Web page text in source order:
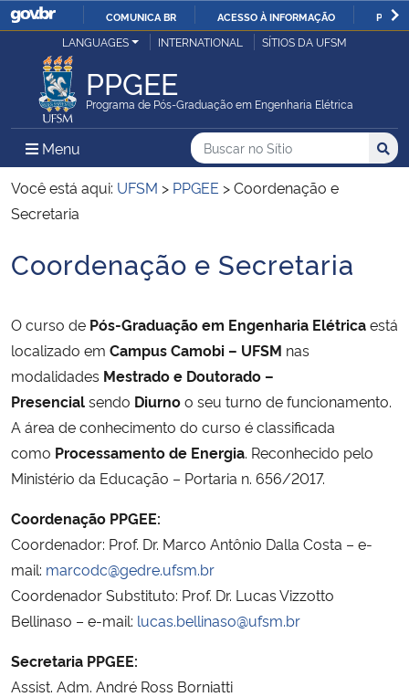
IR
COMUNICA BR ACESSO À INFORMAÇÃO
Ministério da Justiça e Segurança Pública
Ministério da Defesa
Ministério das Relações Exteriores
Ministério da Infraestrutura
Ministério da Agricultura, Pecuária e Abastecimento
Ministério da Educação
Ministério da Cidadania
Ministério da Saúde
Ministério de Minas e Energia
Ministério da Ciência, Tecnologia, Inovações e Comunicações
Ministério do Meio Ambiente
Ministério do Turismo
LANGUAGES INTERNATIONAL SÍTIOS DA UFSM
PPGEE
Programa de Pós-Graduação em Engenharia Elétrica
Menu Menu Principal do Sítio
Busca
Buscar no no Sítio
Busca:
Você está aqui: UFSM > PPGEE >Coordenação e
Secretaria
Início do conteúdo
Coordenação e Secretaria
O curso de Pós-Graduação em Engenharia Elétricaestá
localizado em Campus Camobi – UFSM nas
modalidades Mestrado e Doutorado –
Presencialsendo Diurnoo seu turno de funcionamento.
A área de conhecimento do curso é classificada
como Processamento de Energia. Reconhecido pelo
Ministério da Educação – Portaria n. 656/2017.
Coordenação PPGEE:
Coordenador: Prof. Dr. Marco Antônio Dalla Costa – e-
mail: marcodc@gedre.ufsm.br
Coordenador Substituto: Prof. Dr. Lucas Vizzotto
Bellinaso – e-mail: lucas.bellinaso@ufsm.br
Secretaria PPGEE:
Assist. Adm. André Ross Borniatti